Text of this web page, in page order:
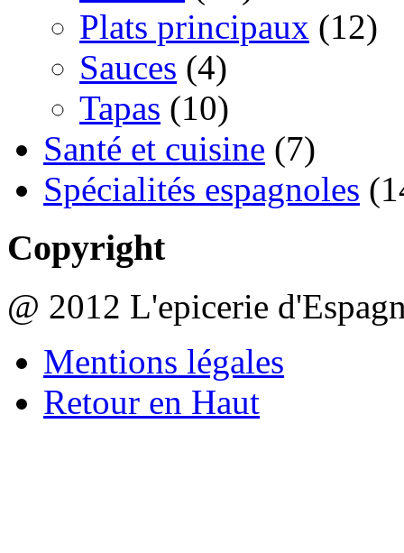
Plats principaux (12)
Sauces (4)
Tapas (10)
Santé et cuisine (7)
Spécialités espagnoles
Copyright
@ 2012 L'epicerie
Mentions légales
Retour en Haut